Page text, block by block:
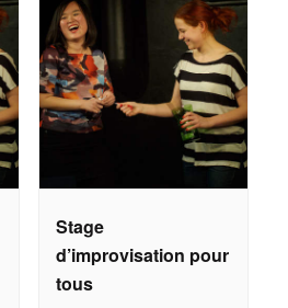
Stage
d’improvisation pour
tous